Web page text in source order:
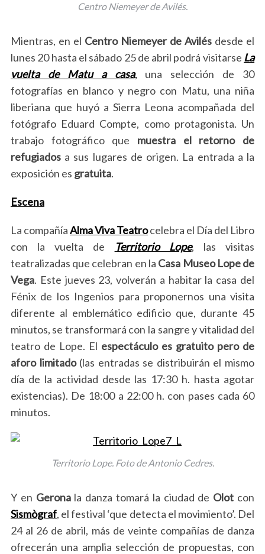
Centro Niemeyer de Avilés.
Mientras, en el Centro Niemeyer de Avilés desde el
lunes 20 hasta el sábado 25 de abril podrá visitarse La
vuelta de Matu a casa, una selección de 30
fotografías en blanco y negro con Matu, una niña
liberiana que huyó a Sierra Leona acompañada del
fotógrafo Eduard Compte, como protagonista. Un
trabajo fotográfico que muestra el retorno de
refugiados a sus lugares de origen. La entrada a la
exposición es gratuita.
Escena
La compañíaAlma Viva Teatrocelebra el Día del Libro
con la vuelta de
Territorio Lope, las visitas
teatralizadas que celebran en la Casa Museo Lope de
Vega. Este jueves 23, volverán a habitar la casa del
Fénix de los Ingenios para proponernos una visita
diferente al emblemático edificio que, durante 45
minutos, se transformará con la sangre y vitalidad del
teatro de Lope. El espectáculo es gratuito pero de
aforo limitado (las entradas se distribuirán el mismo
día de la actividad desde las 17:30 h. hasta agotar
existencias). De 18:00 a 22:00 h. con pases cada 60
minutos.
Territorio Lope. Foto de Antonio Cedres.
Y en Geronala danza tomará la ciudad de Olot con
Sismògraf, el festival ‘que detecta el movimiento’. Del
24 al 26 de abril, más de veinte compañías de danza
ofrecerán una amplia selección de propuestas, con